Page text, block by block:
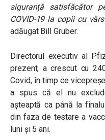
siguranță satisfăcător
COVID-19 la copii cu
adăugat Bill Gruber.
Directorul executiv al
prezent, a crescut cu
Covid, în timp ce
a spus că el nu
așteaptă ca până la
din faza de testare a
luni și 5 ani.